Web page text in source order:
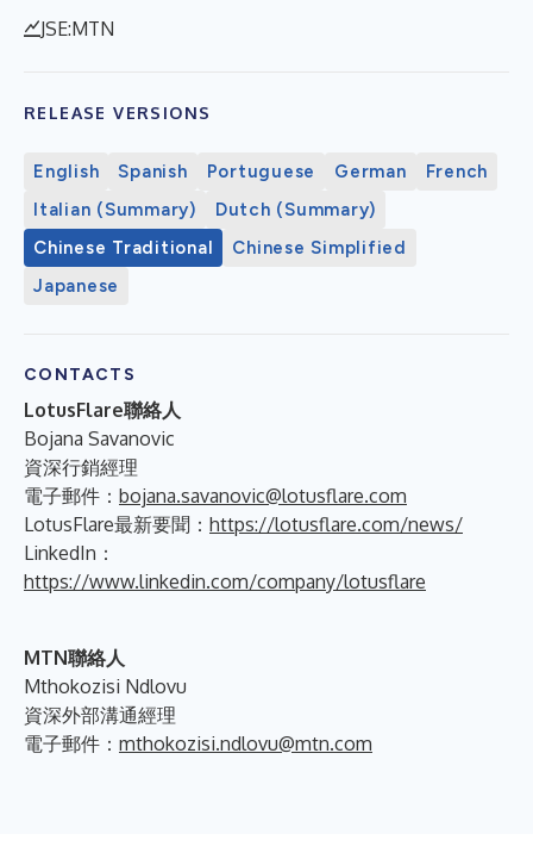
JSE:MTN
RELEASE VERSIONS
English Spanish Portuguese German
French
Italian (Summary)
Dutch (Summary)
Chinese Traditional
Chinese Simplified
Japanese
CONTACTS
LotusFlare聯絡人
Bojana Savanovic
資深行銷經理
電子郵件： bojana.savanovic@lotusflare.com
LotusFlare最新要聞： https://lotusflare.com/news/
LinkedIn：
https://www.linkedin.com/company/lotusflare
MTN聯絡人
Mthokozisi Ndlovu
資深外部溝通經理
電子郵件： mthokozisi.ndlovu@mtn.com